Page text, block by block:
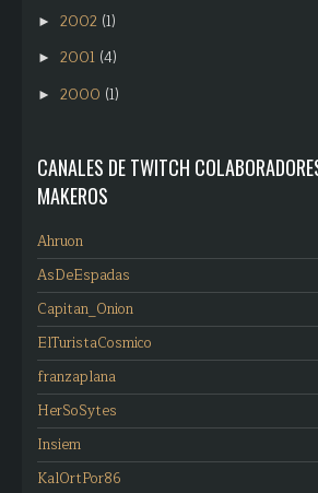
► 2002 (1)
► 2001 (4)
► 2000 (1)
CANALES DE TWITCH
MAKEROS
Ahruon
AsDeEspadas
Capitan_Onion
ElTuristaCosmico
franzaplana
HerSoSytes
Insiem
KalOrtPor86